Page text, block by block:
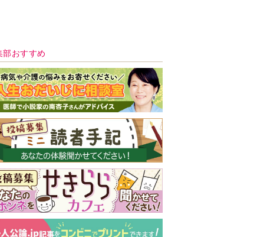
号 好評発売中！
実家の処分から終
の棲家までどうす
る？60代からの家
モンダイ